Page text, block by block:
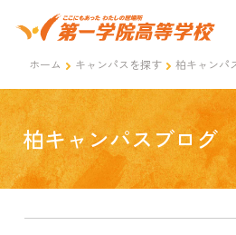
ホーム キャンパスを探す 柏キャンパ
柏キャンパスブログ